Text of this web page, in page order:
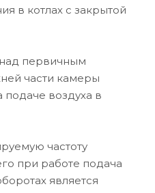
в котлах с закрытой
первичным
части камеры
подаче воздуха в
частоту
при работе подача
является